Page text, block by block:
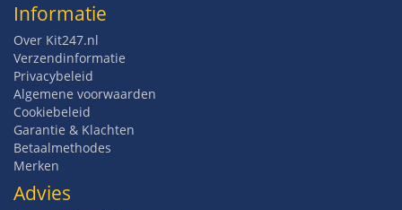
Informatie
Over Kit247.nl
Verzendinformatie
Privacybeleid
Algemene voorwaarden
Cookiebeleid
Garantie & Klachten
Betaalmethodes
Merken
Advies